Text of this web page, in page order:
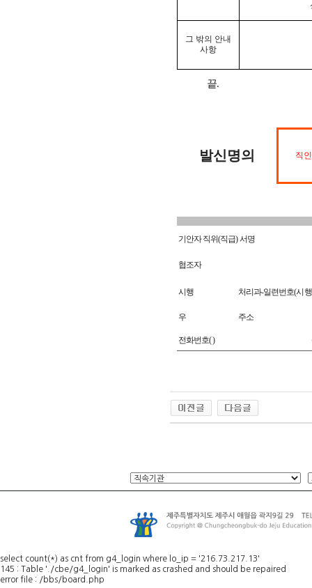
그 밖의 안내
사항
끝.
발신명의 직인
기안자 직위(직급)서명
협조자
시행 처리과-일련번호(시행
우 주소
전화번호( )
select count(*) as cnt from g4_login where lo_ip = '216.73.217.13'
145 : Table './cbe/g4_login' is marked as crashed and should be repaired
error file : /bbs/board.php